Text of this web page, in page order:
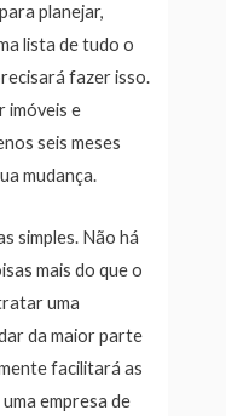
planejar,
lista de tudo o
fazer isso.
imóveis e
seis meses
mudança.
simples. Não há
mais do que o
uma
da maior parte
facilitará as
empresa de